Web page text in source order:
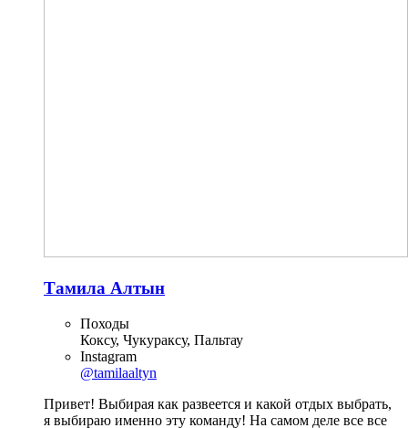
Тамила Алтын
Походы
Коксу, Чукураксу, Пальтау
Instagram
@tamilaaltyn
Привет! Выбирая как развеется и какой отдых выбрать,
я выбираю именно эту команду! На самом деле все все